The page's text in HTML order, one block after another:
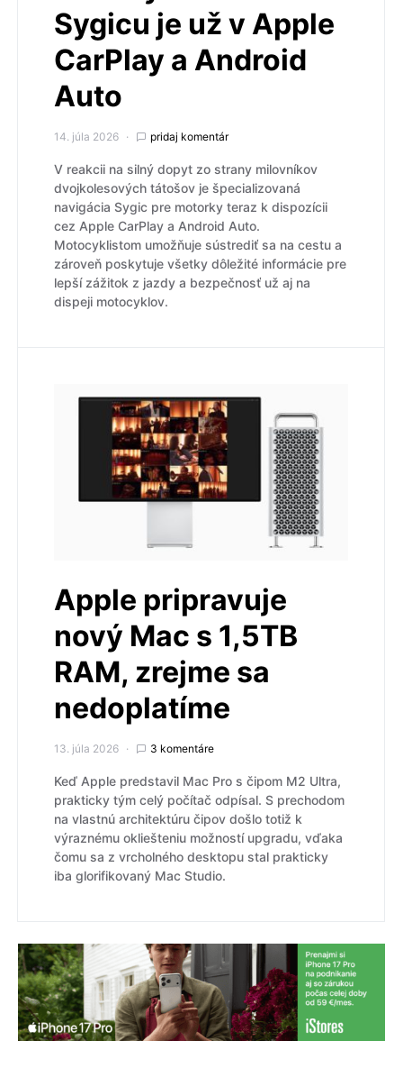
Sygicu je už v Apple
CarPlay a Android
Auto
14. júla 2026 pridaj komentár
V reakcii na silný dopyt zo strany milovníkov
dvojkolesových tátošov je špecializovaná
navigácia Sygic pre motorky teraz k dispozícii
cez Apple CarPlay a Android Auto.
Motocyklistom umožňuje sústrediť sa na cestu a
zároveň poskytuje všetky dôležité informácie pre
lepší zážitok z jazdy a bezpečnosť už aj na
dispeji motocyklov.
Apple pripravuje
nový Mac s 1,5TB
RAM, zrejme sa
nedoplatíme
13. júla 2026 3 komentáre
Keď Apple predstavil Mac Pro s čipom M2 Ultra,
prakticky tým celý počítač odpísal. S prechodom
na vlastnú architektúru čipov došlo totiž k
výraznému okliešteniu možností upgradu, vďaka
čomu sa z vrcholného desktopu stal prakticky
iba glorifikovaný Mac Studio.